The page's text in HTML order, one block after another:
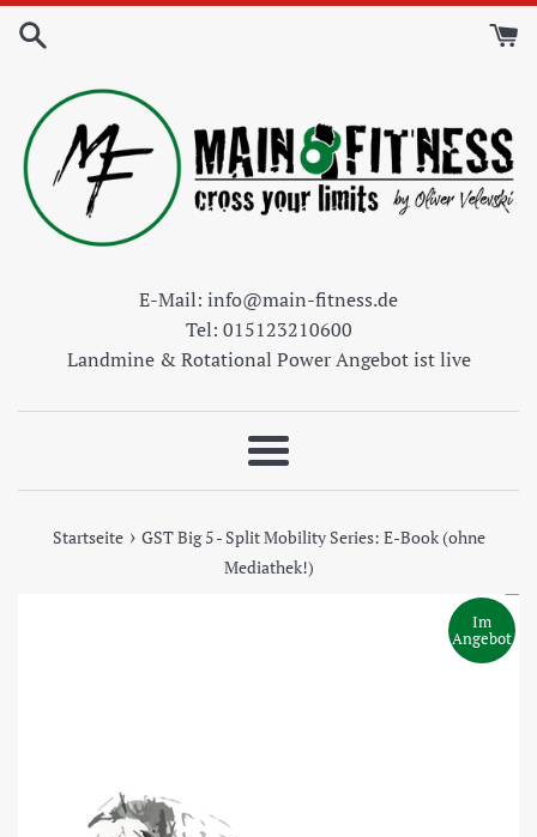
Direkt
zum
E-Mail: info@main-fitness.de
Tel: 015123210600
Landmine & Rotational Power Angebot ist live
Menü
Startseite › GST Big 5 - Split Mobility Series: E-Book (ohne
Mediathek!)
Im
Angebot